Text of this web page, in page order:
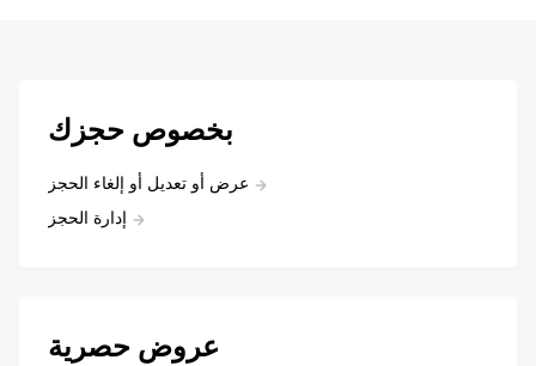
بخصوص حجزك
عرض أو تعديل أو إلغاء الحجز
إدارة الحجز
عروض حصرية